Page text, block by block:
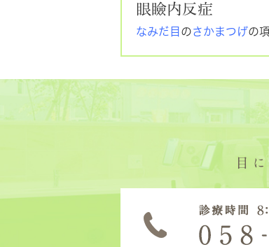
眼瞼内反症
なみだ目 のさかまつげの
目